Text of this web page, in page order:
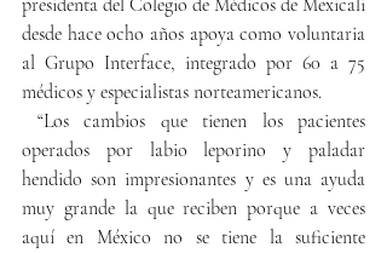
desde hace ocho años apoya como voluntaria
al Grupo Interface, integrado por 60 a 75
médicos y especialistas norteamericanos.
operados por labio leporino y paladar
hendido son impresionantes y es una ayuda
muy grande la que reciben porque a veces
aquí en México no se tiene la suficiente